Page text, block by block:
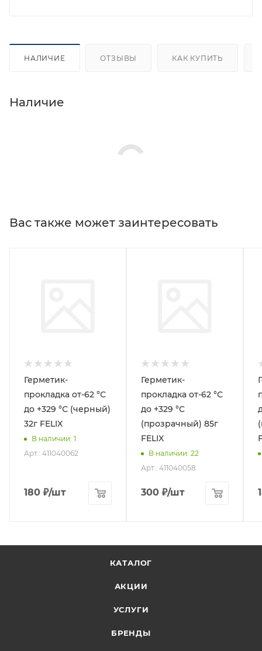
НАЛИЧИЕ ОТЗЫВЫ КАК КУПИТЬ
Наличие
Вас также может заинтересовать
Герметик-
прокладка от-62 °С
до +329 °С (черный)
32г FELIX
В наличии: 1
Арт.: 411040062
180 ₽/шт
Герметик-
прокладка от-62 °С
до +329 °С
(прозрачный) 85г
FELIX
В наличии: 22
Арт.: 411040058
300 ₽/шт
КАТАЛОГ
АКЦИИ
УСЛУГИ
БРЕНДЫ